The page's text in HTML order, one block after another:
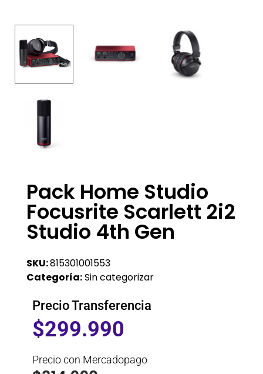
Pack Home Studio
Focusrite Scarlett 2i2
Studio 4th Gen
SKU:815301001553
Categoría:Sin categorizar
Precio Transferencia
$299.990
Precio con Mercadopago